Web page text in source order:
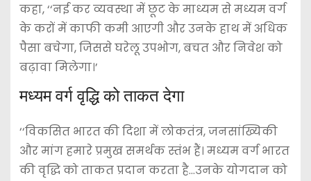
कहा, ‘‘नई कर व्यवस्था में छूट के माध्यम से मध्यम वर्ग
के करों में काफी कमी आएगी और उनके हाथ में अधिक
पैसा बचेगा, जिससे घरेलू उपभोग, बचत और निवेश को
बढ़ावा मिलेगा।’
मध्यम वर्ग वृद्धि को ताकत देगा
‘‘विकसित भारत की दिशा में लोकतंत्र, जनसांख्यिकी
और मांग हमारे प्रमुख समर्थक स्तंभ हैं। मध्यम वर्ग भारत
की वृद्धि को ताकत प्रदान करता है…उनके योगदान को